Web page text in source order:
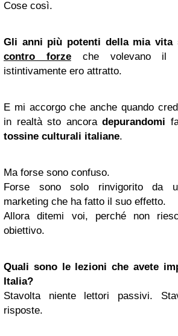
Cose così.
Gli anni più potenti della mia vita
contro forzeche volevano il
istintivamente ero attratto.
E mi accorgo che anche quando
in realtà sto ancora depurandomi
tossine culturali italiane.
Ma forse sono confuso.
Forse sono solo rinvigorito da
marketing che ha fatto il suo effetto.
Allora ditemi voi, perché non
obiettivo.
Quali sono le lezioni che avete
Italia?
Stavolta niente lettori passivi.
risposte.